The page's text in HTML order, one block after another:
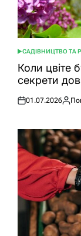
ОПУБЛІКУВАТИ
У
САДІВНИЦТВО ТА
Коли цвіте
секрети
Оприлюднено
01.07.2026